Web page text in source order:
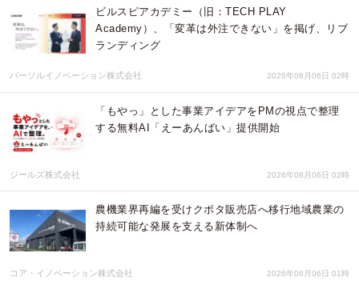
ビルスピアカデミー（旧：TECH PLAY
Academy）、「変革は外注できない」を掲げ、リブ
ランディング
パーソルイノベーション株式会社 2026年08月06日 02時
「もやっ」とした事業アイデアをPMの視点で整理
する無料AI「えーあんばい」提供開始
ジールズ株式会社 2026年08月06日 02時
農機業界再編を受けクボタ販売店へ移行地域農業の
持続可能な発展を支える新体制へ
コア・イノベーション株式会社 2026年08月06日 01時